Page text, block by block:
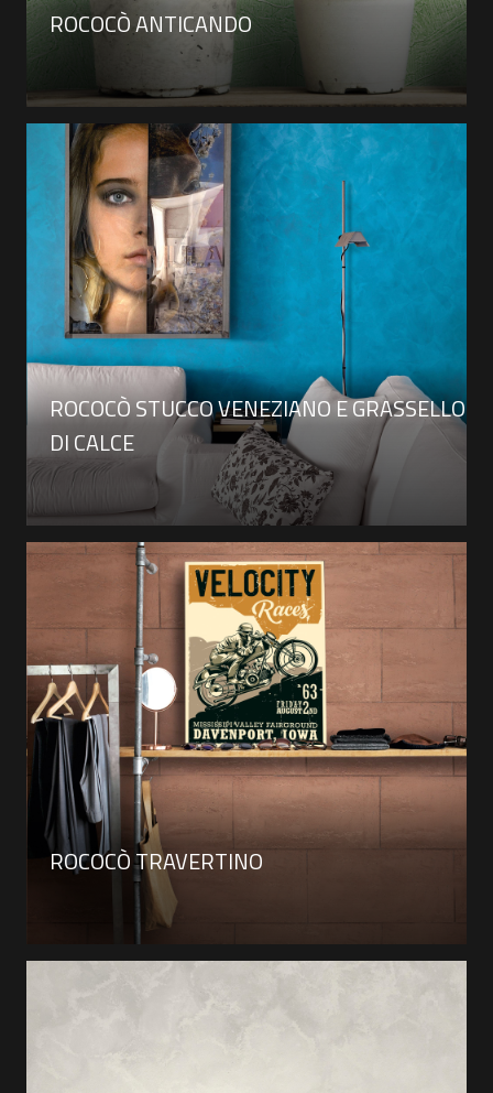
ROCOCÒ ANTICANDO
ROCOCÒ STUCCO VENEZIANO E GRASSELLO
DI CALCE
ROCOCÒ TRAVERTINO